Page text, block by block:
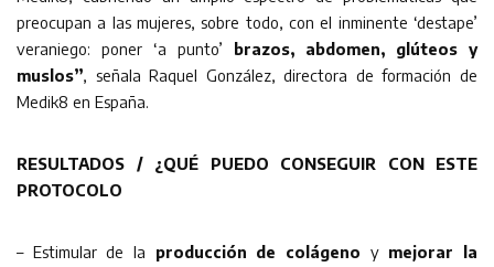
preocupan a las mujeres, sobre todo, con el inminente ‘destape’
veraniego: poner ‘a punto’ brazos, abdomen, glúteos y
muslos”, señala Raquel González, directora de formación de
Medik8 en España.
RESULTADOS / ¿QUÉ PUEDO CONSEGUIR CON ESTE
PROTOCOLO
– Estimular de la producción de colágeno y mejorar la